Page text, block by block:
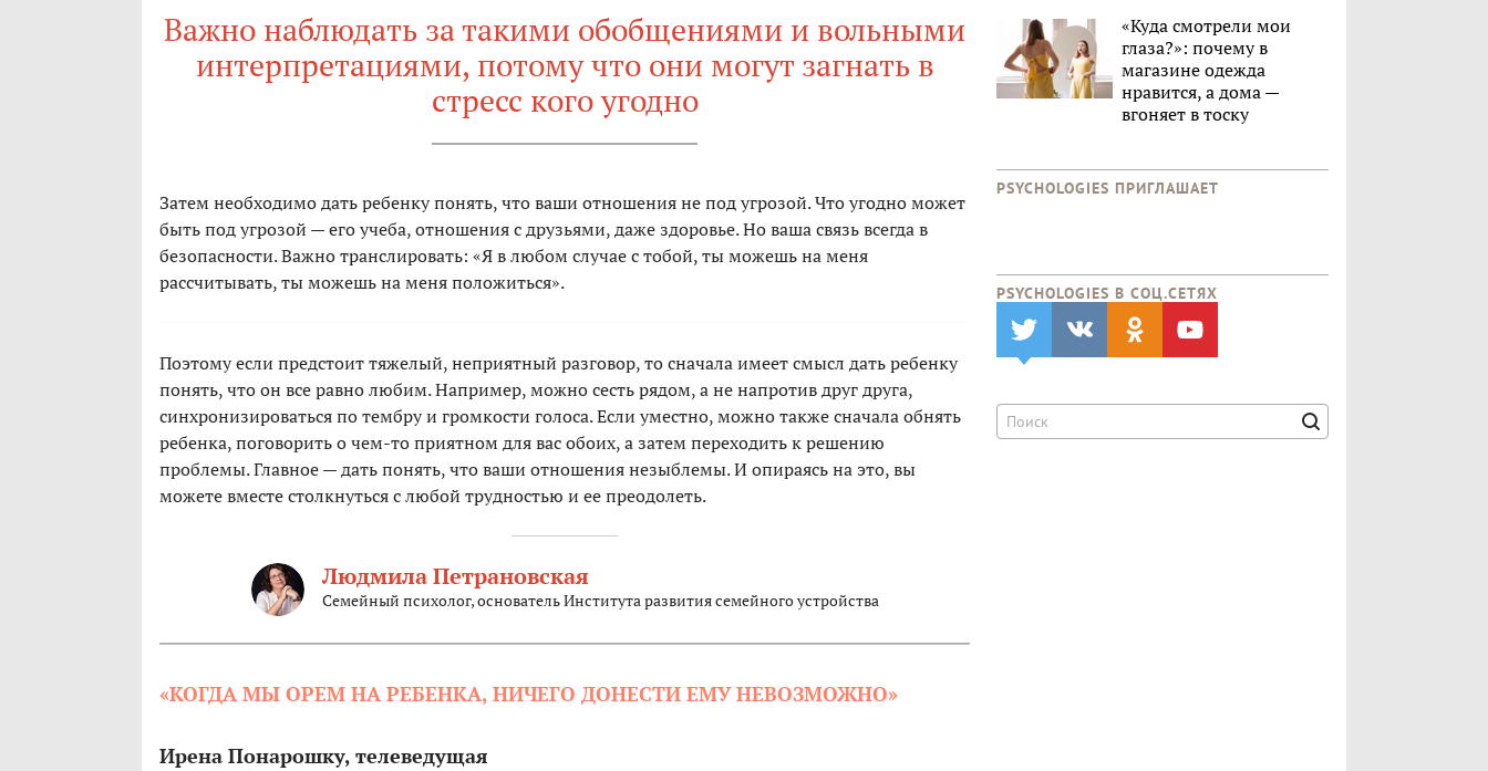
Важно наблюдать за такими обобщениями и вольными
интерпретациями, потому что они могут загнать в
стресс кого угодно
Затем необходимо дать ребенку понять, что ваши отношения не под угрозой. Что угодно может
быть под угрозой — его учеба, отношения с друзьями, даже здоровье. Но ваша связь всегда в
безопасности. Важно транслировать: «Я в любом случае с тобой, ты можешь на меня
рассчитывать, ты можешь на меня положиться».
Поэтому если предстоит тяжелый, неприятный разговор, то сначала имеет смысл дать ребенку
понять, что он все равно любим. Например, можно сесть рядом, а не напротив друг друга,
синхронизироваться по тембру и громкости голоса. Если уместно, можно также сначала обнять
ребенка, поговорить о чем-то приятном для вас обоих, а затем переходить к решению
проблемы. Главное — дать понять, что ваши отношения незыблемы. И опираясь на это, вы
можете вместе столкнуться с любой трудностью и ее преодолеть.
Людмила Петрановская
Семейный психолог, основатель Института развития семейного устройства
«КОГДА МЫ ОРЕМ НА РЕБЕНКА, НИЧЕГО ДОНЕСТИ ЕМУ НЕВОЗМОЖНО»
Ирена Понарошку, телеведущая
«Куда смотрели мои
глаза?»: почему в
магазине одежда
нравится, а дома —
вгоняет в тоску
PSYCHOLOGIES ПРИГЛАШАЕТ
PSYCHOLOGIES В CОЦ.СЕТЯХ